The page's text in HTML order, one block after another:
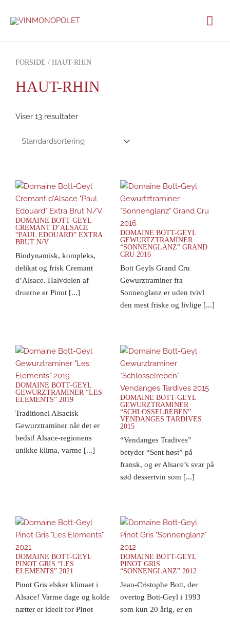
FORSIDE / HAUT-RHIN
HAUT-RHIN
Viser 13 resultater
DOMAINE BOTT-GEYL
CREMANT D’ALSACE
“PAUL EDOUARD” EXTRA
BRUT N/V
Biodynamisk, kompleks,
delikat og frisk Cremant
d’Alsace. Halvdelen af
druerne er Pinot [...]
DOMAINE BOTT-GEYL
GEWURTZTRAMINER
“SONNENGLANZ” GRAND
CRU 2016
Bott Geyls Grand Cru
Gewurztraminer fra
Sonnenglanz er uden tvivl
den mest friske og livlige [...]
DOMAINE BOTT-GEYL
GEWURZTRAMINER “LES
ELEMENTS” 2019
Traditionel Alsacisk
Gewurztraminer når det er
bedst! Alsace-regionens
unikke klima, varme [...]
DOMAINE BOTT-GEYL
GEWURZTRAMINER
“SCHLOSSELREBEN”
VENDANGES TARDIVES
2015
“Vendanges Tradives”
betyder “Sent høst” på
fransk, og er Alsace’s svar på
sød dessertvin som [...]
DOMAINE BOTT-GEYL
PINOT GRIS “LES
ELEMENTS” 2021
Pinot Gris elsker klimaet i
Alsace! Varme dage og kolde
nætter er ideelt for PInot
DOMAINE BOTT-GEYL
PINOT GRIS
“SONNENGLANZ” 2012
Jean-Cristophe Bott, der
overtog Bott-Geyl i 1993
som kun 20 årig, er en